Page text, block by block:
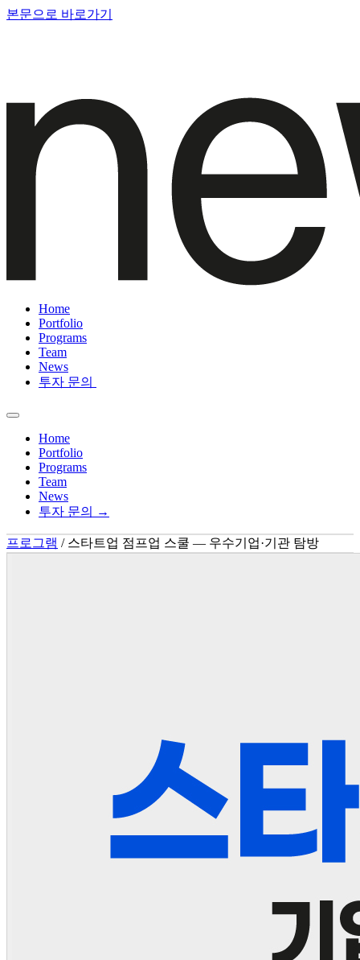
본문으로 바로가기
Home
Portfolio
Programs
Team
News
투자 문의
Home
Portfolio
Programs
Team
News
투자 문의 →
프로그램 / 스타트업 점프업 스쿨 — 우수기업·기관 탐방